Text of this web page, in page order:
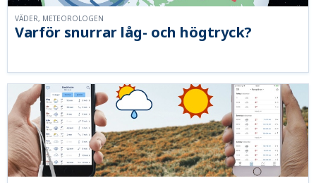
Varför snurrar låg- och högtryck?
VÄDER, METEOROLOGEN